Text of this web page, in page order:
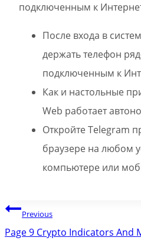
подключенным к
После входа в
держать телефон
подключенным к
Как и настольные
Web работает
Откройте Telegram
браузере на любом
компьютере или
Post
navigation
Previous
Page 9 Crypto Indicators And